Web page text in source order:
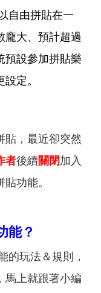
自由拼貼在一
龐大、預計超過
預設參加拼貼樂
定。
，最近卻突然
者後續關閉加入
功能。
能？
玩法＆規則，
馬上就跟著小編